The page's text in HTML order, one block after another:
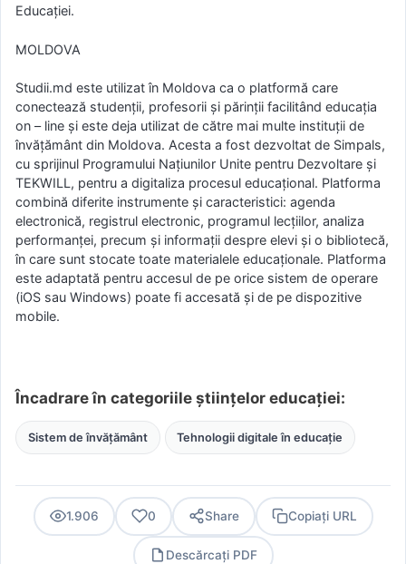
Educației.
MOLDOVA
Studii.md este utilizat în Moldova ca o platformă care
conectează studenții, profesorii și părinții facilitând educația
on – line și este deja utilizat de către mai multe instituții de
învățământ din Moldova. Acesta a fost dezvoltat de Simpals,
cu sprijinul Programului Națiunilor Unite pentru Dezvoltare și
TEKWILL, pentru a digitaliza procesul educațional. Platforma
combină diferite instrumente și caracteristici: agenda
electronică, registrul electronic, programul lecțiilor, analiza
performanței, precum și informații despre elevi și o bibliotecă,
în care sunt stocate toate materialele educaționale. Platforma
este adaptată pentru accesul de pe orice sistem de operare
(iOS sau Windows) poate fi accesată și de pe dispozitive
mobile.
Încadrare în categoriile științelor educației:
Sistem de învățământ Tehnologii digitale în educație
1.906 0 Share Copiați URL
Descărcați PDF